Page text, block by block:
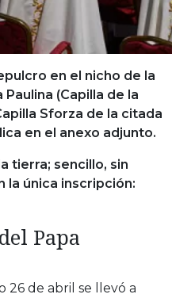
en el nicho de la
(Capilla de la
Sforza de la citada
en el anexo adjunto.
tierra; sencillo, sin
la única inscripción:
Papa
26 de abril se llevó a